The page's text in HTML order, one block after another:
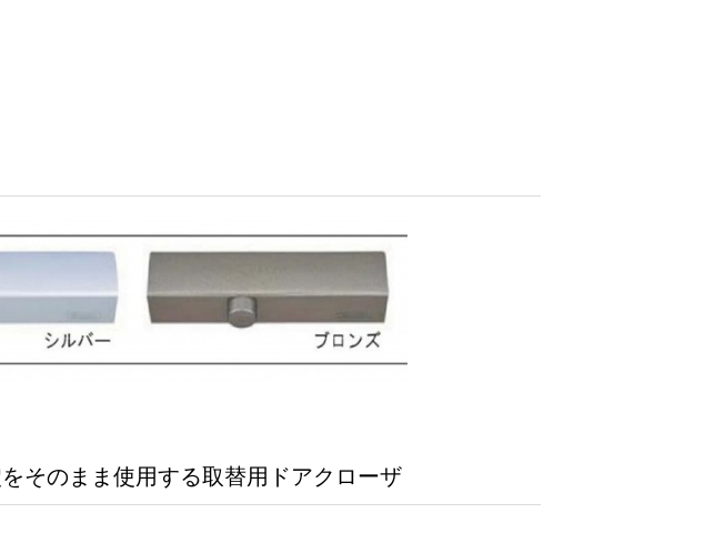
そのまま使用する取替用ドアクローザ